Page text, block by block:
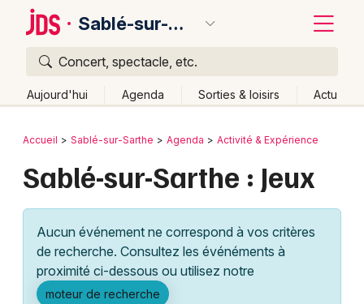
Sablé-sur-Sarthe
Concert, spectacle, etc.
Aujourd'hui Agenda Sorties & loisirs Actu
Publier un événement
Grands événements
Activité & Expérience
Bordeaux
Lille
Lyon
Retour
Accueil Sablé-sur-Sarthe Agenda Activité & Expérience
Sablé-sur-Sarthe : Jeux
Aucun événement ne correspond à vos critères
de recherche. Consultez les événéments à
proximité ci-dessous ou utilisez notre
moteur de recherche
Quoi ?
Où ?
Pays de la Loire
Partout Près de moi Changer de lieu
Quand ?
Ce week-end